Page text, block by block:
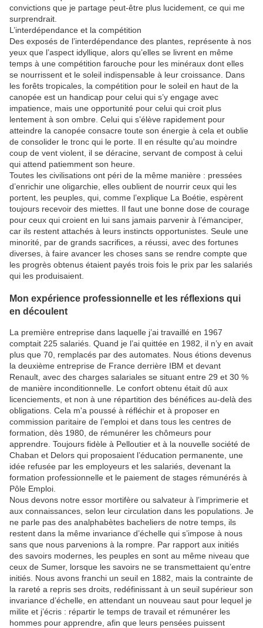
convictions que je partage peut-être plus lucidement, ce qui me
surprendrait.
L’interdépendance et la compétition
Des exposés de l’interdépendance des plantes, représente à nos
yeux que l’aspect idyllique, alors qu’elles se livrent en même
temps à une compétition farouche pour les minéraux dont elles
se nourrissent et le soleil indispensable à leur croissance. Dans
les forêts tropicales, la compétition pour le soleil en haut de la
canopée est un handicap pour celui qui s’y engage avec
impatience, mais une opportunité pour celui qui croit plus
lentement à son ombre. Celui qui s’élève rapidement pour
atteindre la canopée consacre toute son énergie à cela et oublie
de consolider le tronc qui le porte. Il en résulte qu'au moindre
coup de vent violent, il se déracine, servant de compost à celui
qui attend patiemment son heure.
Toutes les civilisations ont péri de la même manière : pressées
d’enrichir une oligarchie, elles oublient de nourrir ceux qui les
portent, les peuples, qui, comme l’explique La Boétie, espèrent
toujours recevoir des miettes. Il faut une bonne dose de courage
pour ceux qui croient en lui sans jamais parvenir à l’émanciper,
car ils restent attachés à leurs instincts opportunistes. Seule une
minorité, par de grands sacrifices, a réussi, avec des fortunes
diverses, à faire avancer les choses sans se rendre compte que
les progrès obtenus étaient payés trois fois le prix par les salariés
qui les produisaient.
Mon expérience professionnelle et les réflexions qui
en découlent
La première entreprise dans laquelle j’ai travaillé en 1967
comptait 225 salariés. Quand je l’ai quittée en 1982, il n’y en avait
plus que 70, remplacés par des automates. Nous étions devenus
la deuxième entreprise de France derrière IBM et devant
Renault, avec des charges salariales se situant entre 29 et 30 %
de manière inconditionnelle. Le confort obtenu était dû aux
licenciements, et non à une répartition des bénéfices au-delà des
obligations. Cela m'a poussé à réfléchir et à proposer en
commission paritaire de l’emploi et dans tous les centres de
formation, dès 1980, de rémunérer les chômeurs pour
apprendre. Toujours fidèle à Pelloutier et à la nouvelle société de
Chaban et Delors qui proposaient l’éducation permanente, une
idée refusée par les employeurs et les salariés, devenant la
formation professionnelle et le paiement de stages rémunérés à
Pôle Emploi.
Nous devons notre essor mortifère ou salvateur à l’imprimerie et
aux connaissances, selon leur circulation dans les populations. Je
ne parle pas des analphabètes bacheliers de notre temps, ils
restent dans la même invariance d’échelle qui s’impose à nous
sans que nous parvenions à la rompre. Par rapport aux initiés
des savoirs modernes, les peuples en sont au même niveau que
ceux de Sumer, lorsque les savoirs ne se transmettaient qu’entre
initiés. Nous avons franchi un seuil en 1882, mais la contrainte de
la rareté a repris ses droits, redéfinissant à un seuil supérieur son
invariance d’échelle, en attendant un nouveau saut pour lequel je
milite et j’écris : répartir le temps de travail et rémunérer les
hommes pour apprendre, afin que leurs pensées puissent